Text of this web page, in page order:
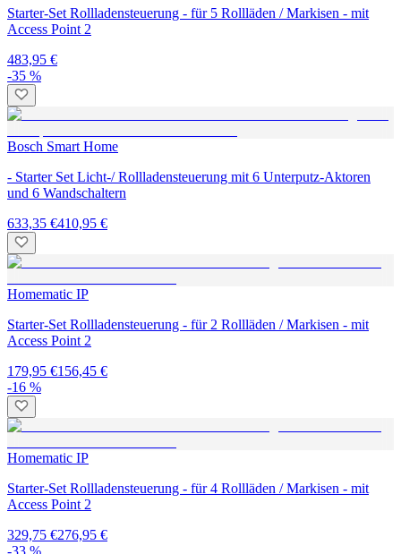
Starter-Set Rollladensteuerung - für 5 Rollläden / Markisen - mit
Access Point 2
483,95 €
-35 %
Bosch Smart Home
- Starter Set Licht-/ Rollladensteuerung mit 6 Unterputz-Aktoren
und 6 Wandschaltern
633,35 €410,95 €
Homematic IP
Starter-Set Rollladensteuerung - für 2 Rollläden / Markisen - mit
Access Point 2
179,95 €156,45 €
-16 %
Homematic IP
Starter-Set Rollladensteuerung - für 4 Rollläden / Markisen - mit
Access Point 2
329,75 €276,95 €
-33 %